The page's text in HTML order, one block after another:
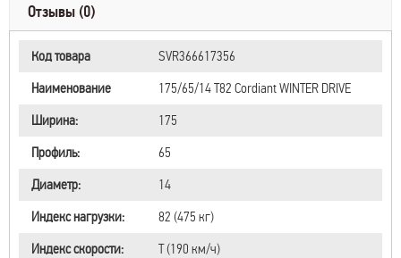
Отзывы (0)
Код товара
SVR366617356
Наименование
175/65/14 T82 Cordiant WINTER DRIVE
Ширина:
175
Профиль:
65
Диаметр:
14
Индекс нагрузки:
82 (475 кг)
Индекс скорости:
T (190 км/ч)